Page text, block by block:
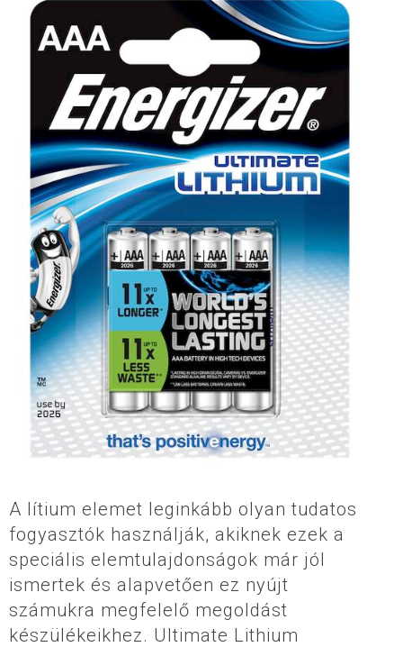
A lítium elemet leginkább olyan tudatos
fogyasztók használják, akiknek ezek a
speciális elemtulajdonságok már jól
ismertek és alapvetően ez nyújt
számukra megfelelő megoldást
készülékeikhez. Ultimate Lithium